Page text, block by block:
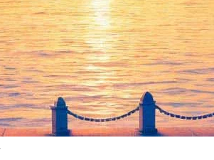
и
Максимом
презентация
русского